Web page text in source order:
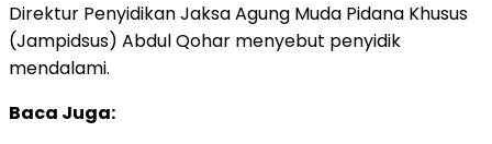
Direktur Penyidikan Jaksa Agung Muda Pidana Khusus
(Jampidsus) Abdul Qohar menyebut penyidik
mendalami.
Baca Juga: